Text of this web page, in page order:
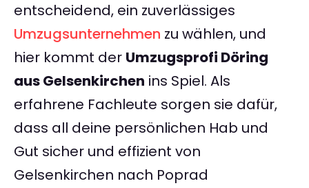
entscheidend, ein zuverlässiges
Umzugsunternehmen zu wählen, und
hier kommt der Umzugsprofi Döring
aus Gelsenkirchen ins Spiel. Als
erfahrene Fachleute sorgen sie dafür,
dass all deine persönlichen Hab und
Gut sicher und effizient von
Gelsenkirchen nach Poprad